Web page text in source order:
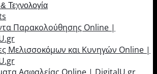
Τεχνολογία
Παρακολούθησης Online |
Μελισσοκόμων και Κυνηγών Online |
Ασφαλείας Online | DigitalU.gr